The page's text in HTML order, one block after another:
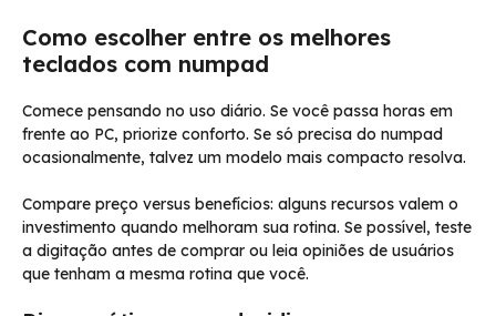
Como escolher entre os melhores
teclados com numpad
Comece pensando no uso diário. Se você passa horas em
frente ao PC, priorize conforto. Se só precisa do numpad
ocasionalmente, talvez um modelo mais compacto resolva.
Compare preço versus benefícios: alguns recursos valem o
investimento quando melhoram sua rotina. Se possível, teste
a digitação antes de comprar ou leia opiniões de usuários
que tenham a mesma rotina que você.